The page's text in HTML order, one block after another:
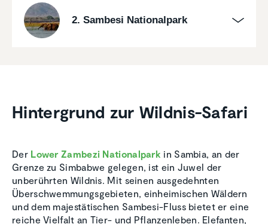
2. Sambesi Nationalpark
Hinter­grund zur Wildnis-Safari
Der Lower Zambezi Nationalpark in Sambia, an der
Grenze zu Simbabwe gelegen, ist ein Juwel der
unberührten Wildnis. Mit seinen ausgedehnten
Überschwemmungsgebieten, einheimischen Wäldern
und dem majestätischen Sambesi-Fluss bietet er eine
reiche Vielfalt an Tier- und Pflanzenleben. Elefanten,